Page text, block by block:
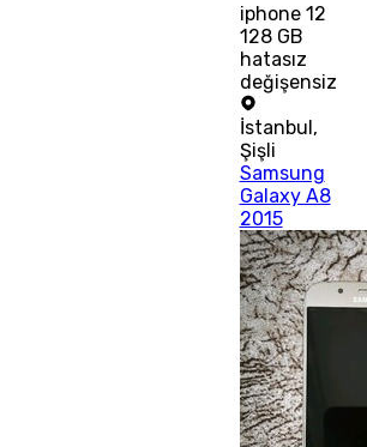
iphone 12
128 GB
hatasız
değişensiz
İstanbul,
Şişli
Samsung
Galaxy A8
2015